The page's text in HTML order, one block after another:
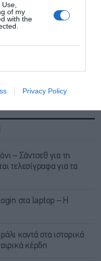
of my
with the
Privacy Policy
– Σάντσεθ για τη
τελεσίγραφα για τα
στα laptop – Η
κοντά στα ιστορικά
κέρδη